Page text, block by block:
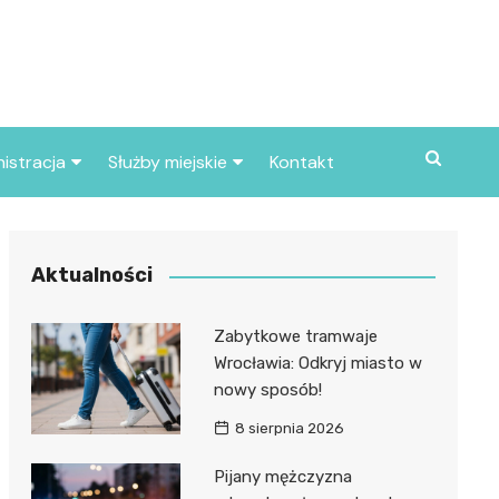
miasta
Służby miejskie
Policja
Kontakt
Aktualności
Zabytkowe tramwaje
Wrocławia: Odkryj miasto w
nowy sposób!
8 sierpnia 2026
Pijany mężczyzna